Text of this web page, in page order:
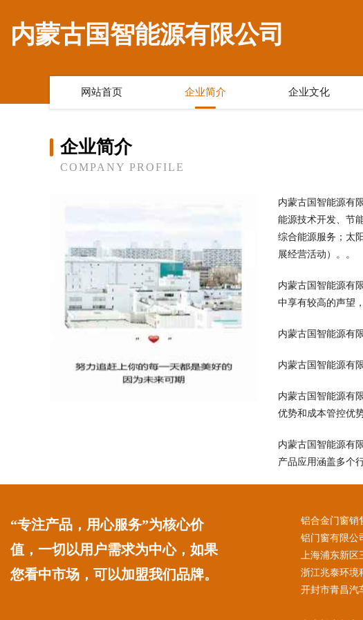
内蒙古国智能源有限公司
网站首页 企业简介 企业文化
企业简介
COMPANY PROFILE
内蒙古国智能源有
能源技术开发、节
综合能源服务；太
展经营活动）。。
内蒙古国智能源有
中享有较高的声望
内蒙古国智能源有
内蒙古国智能源有
内蒙古国智能源有
优势和成本管控优
内蒙古国智能源有
产品应用涵盖多个
“专注产品，用心服务”为核心价
值，一切以用户需求为中心，如果
您看中市场，可以加盟我们品牌。
铝合金门窗销
铝门窗有限公
上海浦东新区
浙江兆泰环境
开封市青昌汽